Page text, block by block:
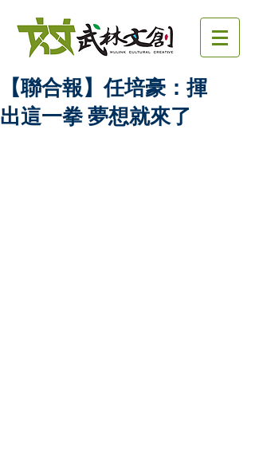
【聯合報】任培豪：揮
出這一拳 夢想就來了